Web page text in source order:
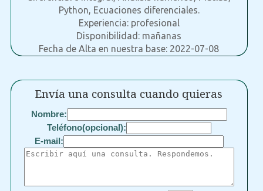
Python, Ecuaciones diferenciales.
Experiencia: profesional
Disponibilidad: mañanas
Fecha de Alta en nuestra base: 2022-07-08
Envía una consulta cuando quieras
Nombre:
Teléfono(opcional):
E-mail: